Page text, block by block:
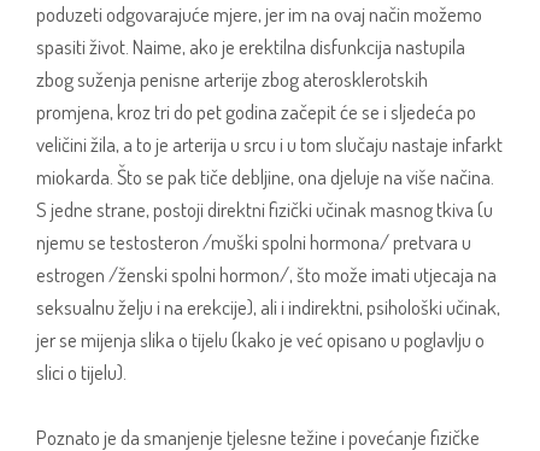
poduzeti odgovarajuće mjere, jer im na ovaj način možemo
spasiti život. Naime, ako je erektilna disfunkcija nastupila
zbog suženja penisne arterije zbog aterosklerotskih
promjena, kroz tri do pet godina začepit će se i sljedeća po
veličini žila, a to je arterija u srcu i u tom slučaju nastaje infarkt
miokarda. Što se pak tiče debljine, ona djeluje na više načina.
S jedne strane, postoji direktni fizički učinak masnog tkiva (u
njemu se testosteron /muški spolni hormona/ pretvara u
estrogen /ženski spolni hormon/, što može imati utjecaja na
seksualnu želju i na erekcije), ali i indirektni, psihološki učinak,
jer se mijenja slika o tijelu (kako je već opisano u poglavlju o
slici o tijelu).
Poznato je da smanjenje tjelesne težine i povećanje fizičke